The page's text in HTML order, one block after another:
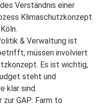
Verständnis einer
Klimaschutzkonzept
& Verwaltung ist
müssen involviert
Es ist wichtig,
steht und
klar sind.
zur GAP: Farm to